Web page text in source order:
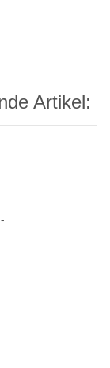
Artikel: